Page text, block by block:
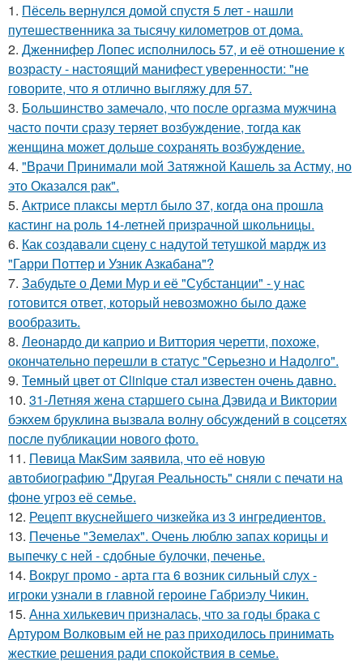
1. Пёсель вернулся домой спустя 5 лет - нашли
путешественника за тысячу километров от дома.
2. Дженнифер Лопес исполнилось 57, и её отношение к
возрасту - настоящий манифест уверенности: "не
говорите, что я отлично выгляжу для 57.
3. Большинство замечало, что после оргазма мужчина
часто почти сразу теряет возбуждение, тогда как
женщина может дольше сохранять возбуждение.
4. "Врачи Принимали мой Затяжной Кашель за Астму, но
это Оказался рак".
5. Актрисе плаксы мертл было 37, когда она прошла
кастинг на роль 14-летней призрачной школьницы.
6. Как создавали сцену с надутой тетушкой мардж из
"Гарри Поттер и Узник Азкабана"?
7. Забудьте о Деми Мур и её "Субстанции" - у нас
готовится ответ, который невозможно было даже
вообразить.
8. Леонардо ди каприо и Виттория черетти, похоже,
окончательно перешли в статус "Серьезно и Надолго".
9. Темный цвет от Clinique стал известен очень давно.
10. 31-Летняя жена старшего сына Дэвида и Виктории
бэкхем бруклина вызвала волну обсуждений в соцсетях
после публикации нового фото.
11. Пeвица MакSим заявила, что её новую
автобиографию "Другая Реальность" сняли с печати на
фоне угроз её семье.
12. Рецепт вкуснейшего чизкейка из 3 ингредиентов.
13. Печенье "Земелах". Очень люблю запах корицы и
выпечку с ней - сдобные булочки, печенье.
14. Вокруг промо - арта гта 6 возник сильный слух -
игроки узнали в главной героине Габриэлу Чикин.
15. Анна хилькевич призналась, что за годы брака с
Артуром Волковым ей не раз приходилось принимать
жесткие решения ради спокойствия в семье.